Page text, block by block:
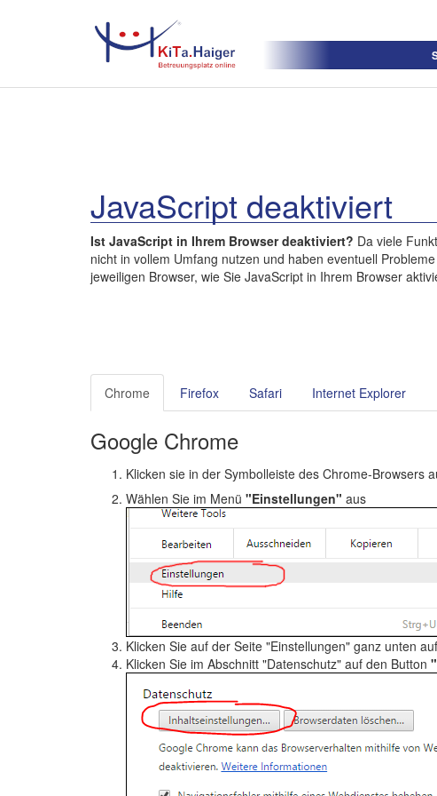
JavaScript deaktiviert
Ist JavaScript in Ihrem Browser deaktiviert? Da viele
nicht in vollem Umfang nutzen und haben eventuell
jeweiligen Browser, wie Sie JavaScript in Ihrem Browser
Chrome Firefox Safari Internet Explorer
Google Chrome
Klicken sie in der Symbolleiste des Chrome-Browsers
Wählen Sie im Menü "Einstellungen" aus
Klicken Sie auf der Seite "Einstellungen" ganz unten
Klicken Sie im Abschnitt "Datenschutz" auf den Button